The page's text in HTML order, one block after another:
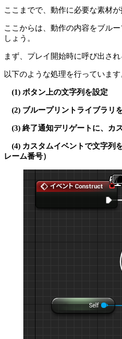
ここまでで、動作に必要な素材が
ここからは、動作の内容をブル
しょう。
まず、プレイ開始時に呼び出され
以下のような処理を行っています
(1) ボタン上の文字列を設定
(2) ブループリントライブラリ
(3) 終了通知デリゲートに、カ
(4) カスタムイベントで文字列
レーム番号）